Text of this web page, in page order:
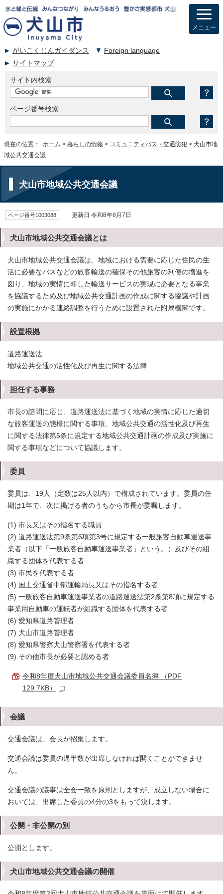
がいこくじんガイダンス
Foreign language
サイトマップ
サイト内検索
ページ番号検索
メニュー
現在の位置： ホーム > 暮らしの情報 > コミュニティバス・交通防犯 > 犬山市地
域公共交通会議
犬山市地域公共交通会議
ページ番号1003088 更新日 令和8年8月7日
犬山市地域公共交通会議とは
犬山市地域公共交通会議は、地域における需要に応じた住民の生
活に必要なバスなどの旅客輸送の確保その他旅客の利便の増進を
図り、地域の実情に即した輸送サービスの実現に必要となる事業
を協議するため及び地域公共交通計画の作成に関する協議や計画
の実施にかかる連絡調整を行うために設置された附属機関です。
設置根拠
道路運送法
地域公共交通の活性化及び再生に関する法律
担任する事務
市長の諮問に応じ、道路運送法に基づく地域の実情に応じた適切
な旅客運送の態様に関する事項、地域公共交通の活性化及び再生
に関する法律第5条に規定する地域公共交通計画の作成及び実施に
関する事項などについて協議します。
委員
委員は、19人（定数は25人以内）で構成されています。委員の任
期は1年で、次に掲げる者のうちから市長が委嘱します。
(1) 市長又はその指名する職員
(2) 道路運送法第9条第6項第3号に規定する一般旅客自動車運送事
業者（以下「一般旅客自動車運送事業者」という。）及びその組
織する団体を代表する者
(3) 市民を代表する者
(4) 国土交通省中部運輸局長又はその指名する者
(5) 一般旅客自動車運送事業者の道路運送法第2条第8項に規定する
事業用自動車の運転者が組織する団体を代表する者
(6) 愛知県道路管理者
(7) 犬山市道路管理者
(8) 愛知県警察犬山警察署を代表する者
(9) その他市長が必要と認める者
令和8年度犬山市地域公共交通会議委員名簿 （PDF
129.7KB）
会議
交通会議は、会長が招集します。
交通会議は委員の過半数が出席しなければ開くことができませ
ん。
交通会議の議事は全会一致を原則としますが、成立しない場合に
おいては、出席した委員の4分の3をもって決します。
公開・非公開の別
公開とします。
犬山市地域公共交通会議の開催